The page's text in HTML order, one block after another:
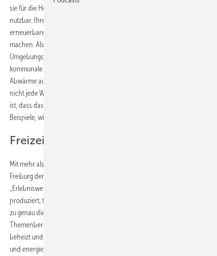
sie für die Heizung oder zur Erwärmung des Brauchwassers im Haus
nutzbar. Ihre Funktionsweise beruht darauf, dass sie der Umgebung
erneuerbare Wärmeenergie entziehen und diese im Haus verfügbar
machen. Als Wärmequellen kommen im privaten Haushalt die
Umgebungsluft, das Erdreich oder das Grundwasser in Frage. Für
kommunale und industrielle Anlagen nutzt man heute auch die
Abwärme aus der Kanalisation oder aus industriellen Prozessen. Doch
nicht jede Wärmepumpe bringt die gewünschten Ergebnisse. Wichtig
ist, dass das System genau auf den Bedarf angepasst ist. Hier drei
Beispiele, wie es funktionieren kann:
Freizeitpark setzt auf Wärmepumpen
Mit mehr als vier Millionen Besuchern ist der Europa-Park Rust bei
Freiburg der meistfrequentierte Freizeitpark Deutschlands. In der
„Erlebniswelt – Abenteuer Energie“ erleben Besucher, wie Energie
produziert, transportiert und genutzt wird. Der Park hat Attraktionen
zu genau diesem Thema auch hinter den Kulissen zu bieten. Denn der
Themenbereich Island wird seit kurzer Zeit über Wärmepumpen
beheizt und gekühlt. Man entschied sich für ein umweltverträgliches
und energiesparendes Heiz- und Kühlkonzept mit zwei Sole/Wasser-